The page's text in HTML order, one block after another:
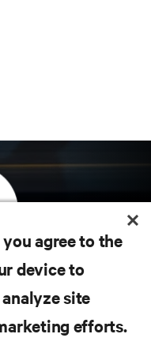
tendências em
sobre os tópicos
as discussões
sobre
agree to the
device to
site
efforts.